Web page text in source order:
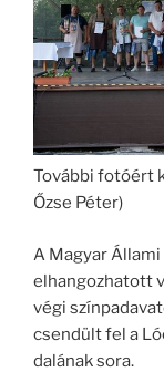
További fotóért
Őzse Péter)
A Magyar
elhangozhatott
végi
csendült fel a
dalának sora.